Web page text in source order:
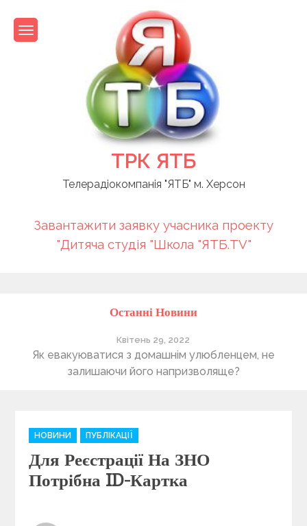
content
ТРК ЯТБ
Телерадіокомпанія "ЯТБ" м. Херсон
Завантажити заявку учасника проекту
"Дитяча студія "Школа "ЯТБ.TV"
Останні Новини
Квітень 29, 2022
Як евакуюватися з домашнім улюбленцем, не
залишаючи його напризволяще?
C
a
t
e
g
НОВИНИ ПУБЛІКАЦІЇ
Для Реєстрації На ЗНО
Потрібна ID-Картка